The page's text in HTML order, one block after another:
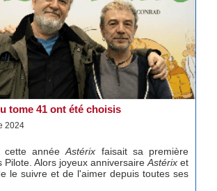
tome 41 ont été choisis
2024
annéeAstérix faisait sa première
Pilote. Alors joyeux anniversaire Astérix et
le suivre et de l'aimer depuis toutes ses